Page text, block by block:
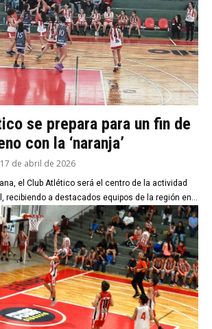
se prepara para un fin de
con la ‘naranja’
de abril de 2026
el Club Atlético será el centro de la actividad
recibiendo a destacados equipos de la región en...